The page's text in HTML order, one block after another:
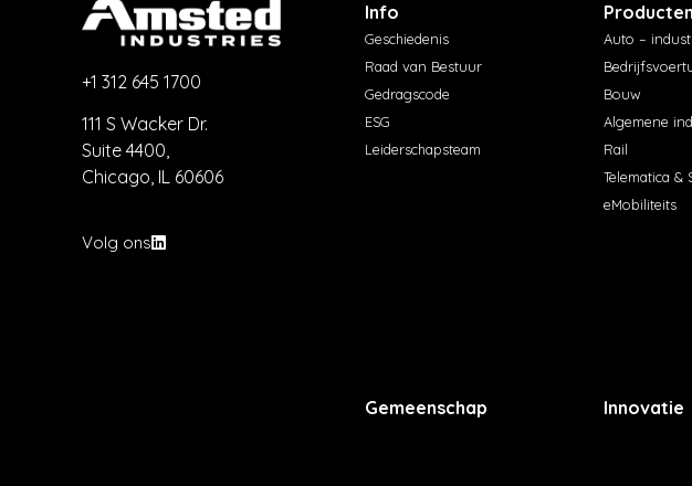
+1 312 645 1700
111 S Wacker Dr.
Suite 4400,
Chicago, IL 60606
Volg ons
Info
Geschiedenis
Raad van Bestuur
Gedragscode
ESG
Leiderschapsteam
Auto –
Bouw
Algemene
Rail
Telematica &
eMobiliteits
Gemeenschap Innovatie